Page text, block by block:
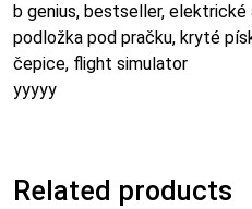
b genius, bestseller,
podložka pod pračku, kryté
čepice, flight simulator
yyyyy
Related products